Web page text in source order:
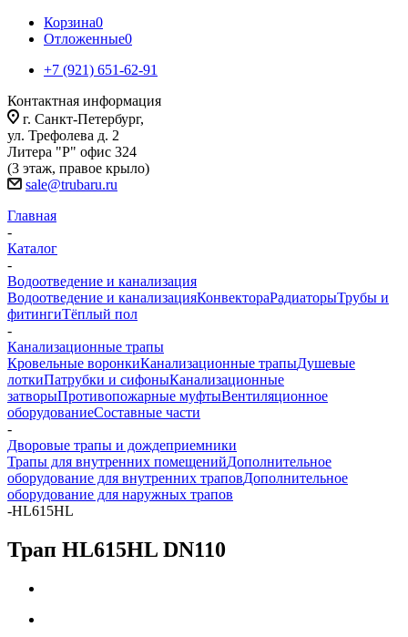
Корзина0
Отложенные0
+7 (921) 651-62-91
Контактная информация
г. Санкт-Петербург,
ул. Трефолева д. 2
Литера "Р" офис 324
(3 этаж, правое крыло)
sale@trubaru.ru
Главная
-
Каталог
-
Водоотведение и канализация
Водоотведение и канализацияКонвектораРадиаторыТрубы и
фитингиТёплый пол
-
Канализационные трапы
Кровельные воронкиКанализационные трапыДушевые
лоткиПатрубки и сифоныКанализационные
затворыПротивопожарные муфтыВентиляционное
оборудованиеСоставные части
-
Дворовые трапы и дождеприемники
Трапы для внутренних помещенийДополнительное
оборудование для внутренних траповДополнительное
оборудование для наружных трапов
-HL615HL
Трап HL615HL DN110